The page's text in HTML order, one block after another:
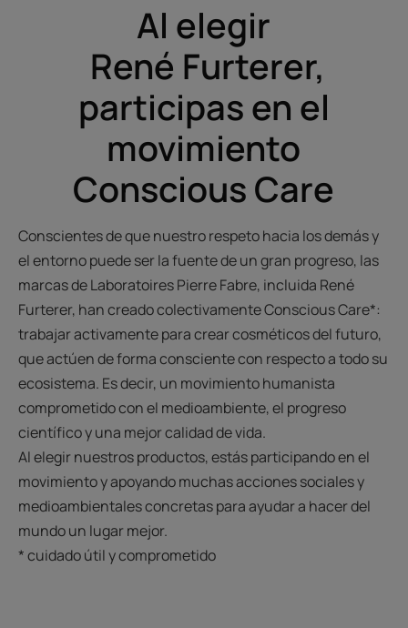
Al elegir
René Furterer,
participas en el
movimiento
Conscious Care
Conscientes de que nuestro respeto hacia los demás y
el entorno puede ser la fuente de un gran progreso, las
marcas de Laboratoires Pierre Fabre, incluida René
Furterer, han creado colectivamente Conscious Care*:
trabajar activamente para crear cosméticos del futuro,
que actúen de forma consciente con respecto a todo su
ecosistema. Es decir, un movimiento humanista
comprometido con el medioambiente, el progreso
científico y una mejor calidad de vida.
Al elegir nuestros productos, estás participando en el
movimiento y apoyando muchas acciones sociales y
medioambientales concretas para ayudar a hacer del
mundo un lugar mejor.
* cuidado útil y comprometido